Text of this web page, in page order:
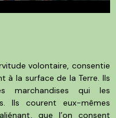
volontaire, consentie
à la surface de la Terre. Ils
marchandises qui les
Ils courent eux-mêmes
que l’on consent